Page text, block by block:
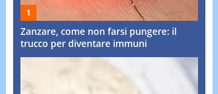
Zanzare, come non farsi pungere: il
trucco per diventare immuni